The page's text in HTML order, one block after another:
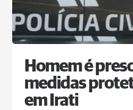
Homem é
medidas
em Irati